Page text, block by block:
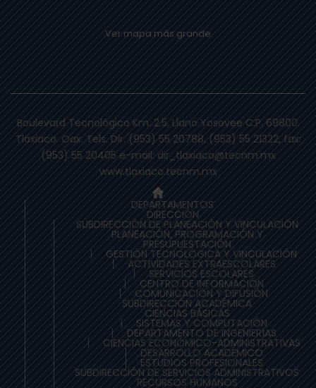
Ver mapa más grande
Boulevard Tecnológico Km. 2.5, Llano Yosovee C.P. 69800.
Tlaxiaco. Oax. Tels. Dir. (953) 55 20788, (953) 55 21322, fax:
(953) 55 20405 e-mail: dir_tlaxiaco@tecnm.mx
www.tlaxiaco.tecnm.mx
DEPARTAMENTOS
DIRECCIÓN
SUBDIRECCIÓN DE PLANEACIÒN Y VINCULACIÓN
PLANEACIÓN, PROGRAMACIÓN Y
PRESUPUESTACIÓN
GESTIÓN TECNOLÓGICA Y VINCULACIÓN
ACTIVIDADES EXTRAESCOLARES
SERVICIOS ESCOLARES
CENTRO DE INFORMACIÓN
COMUNICACIÓN Y DIFUSIÓN
SUBDIRECCIÓN ACADÉMICA
CIENCIAS BÁSICAS
SISTEMAS Y COMPUTACIÓN
DEPARTAMENTO DE INGENIERÍAS
CIENCIAS ECONÓMICO-ADMINISTRATIVAS
DESARROLLO ACADÉMICO
ESTUDIOS PROFESIONALES
SUBDIRECCIÓN DE SERVICIOS ADMINISTRATIVOS
RECURSOS HUMANOS